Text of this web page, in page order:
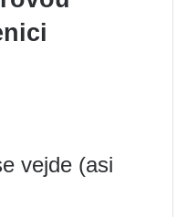
vejde (asi